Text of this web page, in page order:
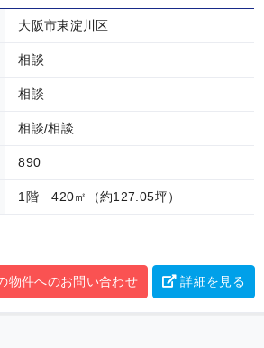
大阪市東淀川区
相談
相談
相談/相談
890
1階 420㎡（約127.05坪）
物件へのお問い合わせ 詳細を見る